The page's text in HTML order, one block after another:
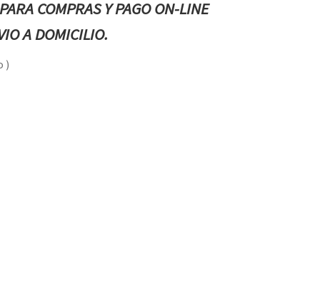
COMPRAS Y PAGO ON-LINE
A DOMICILIO.
)